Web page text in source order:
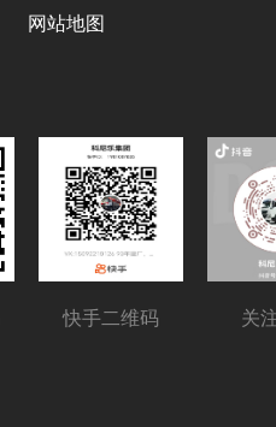
网站地图
快手二维码 关